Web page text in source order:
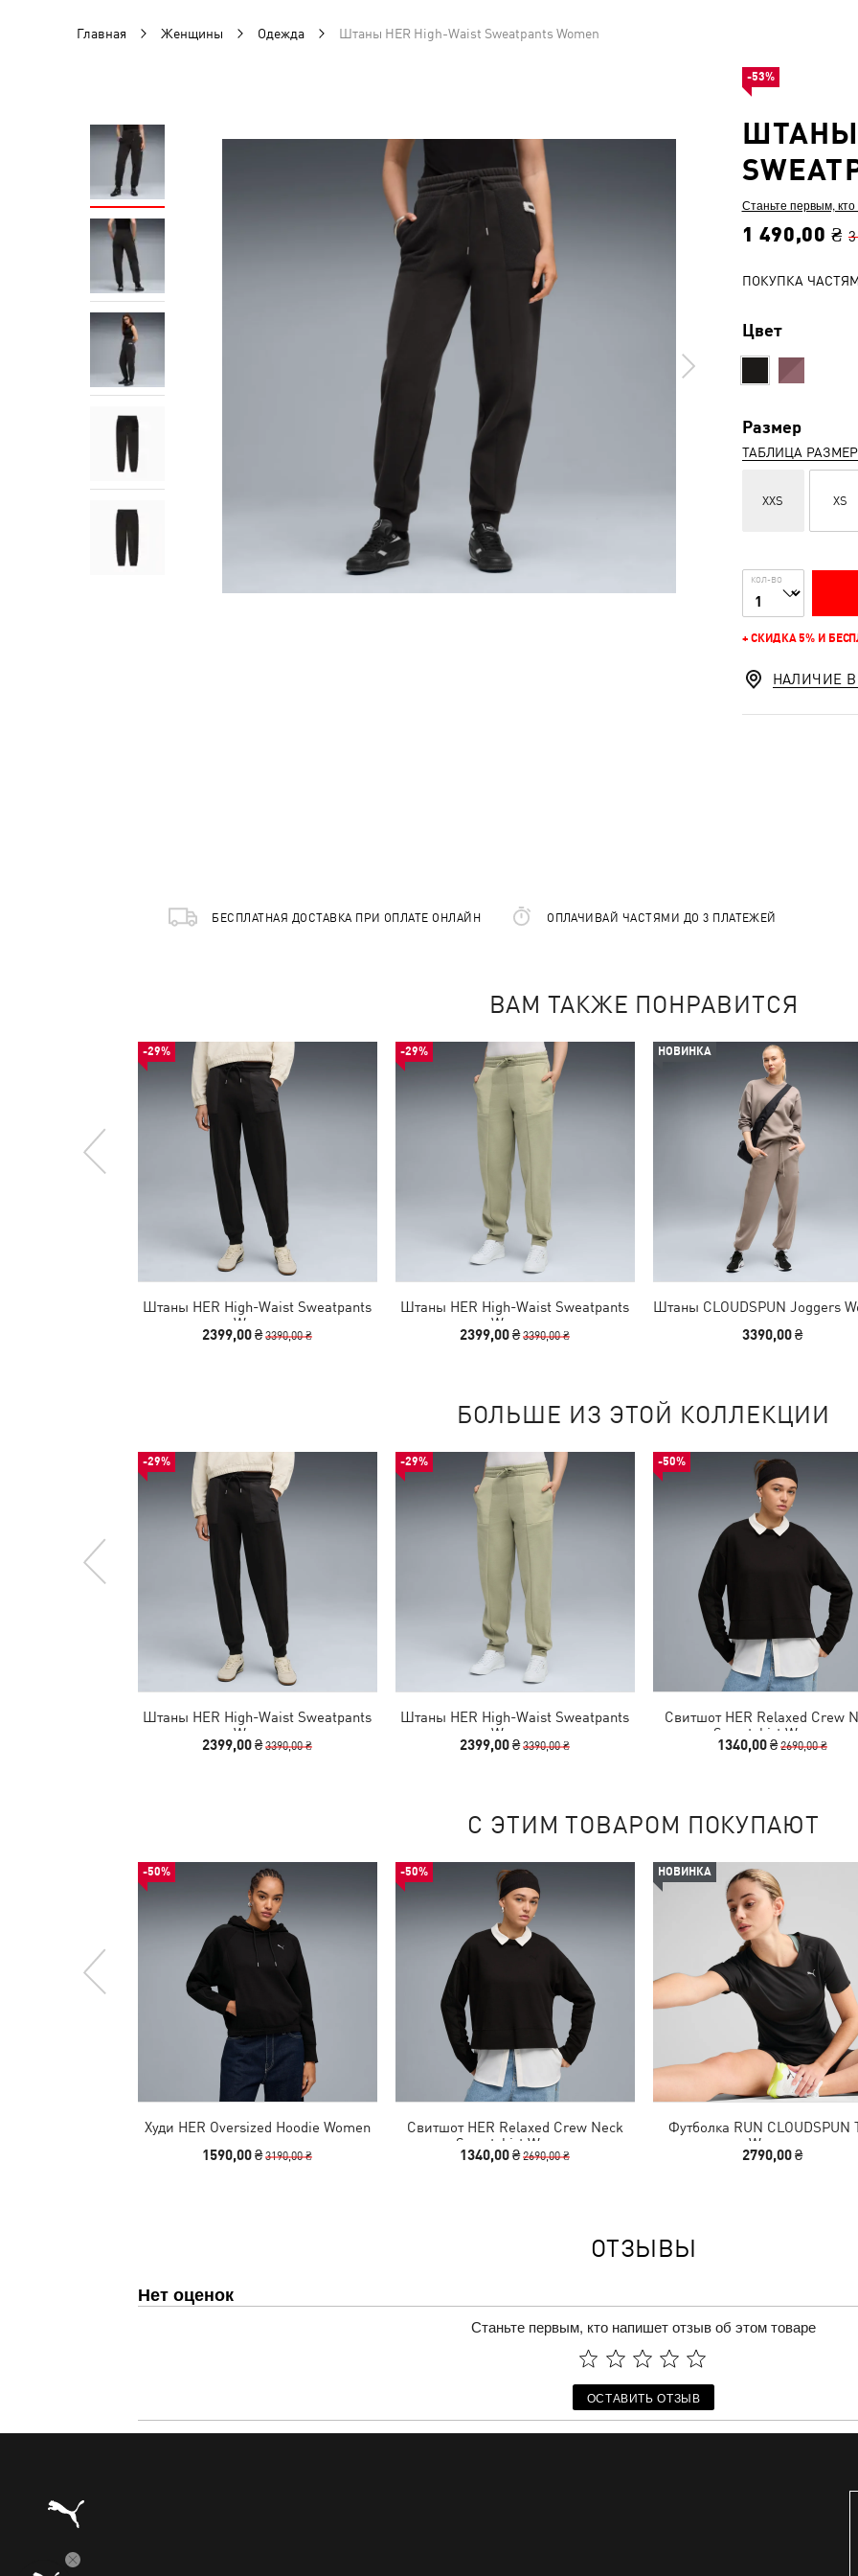
Главная Женщины Одежда Штаны HER High-Waist Sweatpants Women
ШТАНЫ
Станьте первым,
1 490,00 ₴
ПОКУПКА
Цвет
Размер
ТАБЛИЦА
XXS XS
КОЛ-ВО
+ СКИДКА 5% И
-53%
НАЛИЧИЕ
БЕСПЛАТНАЯ ДОСТАВКА ПРИ ОПЛАТЕ ОНЛАЙН ОПЛАЧИВАЙ ЧАСТЯМИ ДО 3 ПЛАТЕЖЕЙ
ВАМ ТАКЖЕ ПОНРАВИТСЯ
-29%
Штаны HER High-Waist Sweatpants
Women
2399,00 ₴3390,00 ₴
-29%
Штаны HER High-Waist Sweatpants
Women
2399,00 ₴3390,00 ₴
НОВИНКА
Штаны CLOUDSPUN Joggers
3390,00 ₴
БОЛЬШЕ ИЗ ЭТОЙ КОЛЛЕКЦИИ
-29%
Штаны HER High-Waist Sweatpants
Women
2399,00 ₴3390,00 ₴
-29%
Штаны HER High-Waist Sweatpants
Women
2399,00 ₴3390,00 ₴
-50%
Свитшот HER Relaxed Crew
Sweatshirt Women
1340,00 ₴2690,00 ₴
С ЭТИМ ТОВАРОМ ПОКУПАЮТ
-50%
Худи HER Oversized Hoodie Women
1590,00 ₴3190,00 ₴
-50%
Свитшот HER Relaxed Crew Neck
Sweatshirt Women
1340,00 ₴2690,00 ₴
НОВИНКА
Футболка RUN CLOUDSPUN
Women
2790,00 ₴
ОТЗЫВЫ
Нет оценок
Станьте первым, кто напишет отзыв об этом товаре
ОСТАВИТЬ ОТЗЫВ